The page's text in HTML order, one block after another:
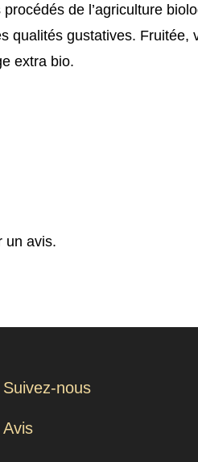
de l’agriculture
qualités gustatives. Fruitée,
extra bio.
un avis.
Suivez-nous
Avis